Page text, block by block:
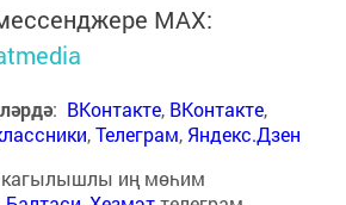
MАХ:
: ВКонтакте, ВКонтакте,
,Телеграм, Яндекс.Дзен
иң мөһим